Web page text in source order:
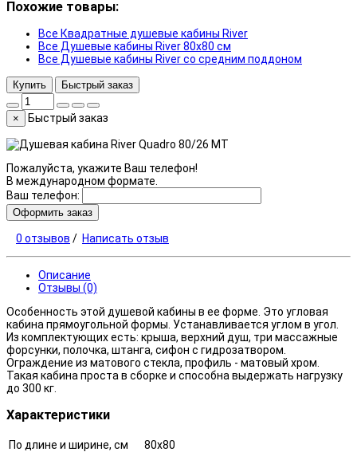
Похожие товары:
Все Квадратные душевые кабины River
Все Душевые кабины River 80x80 см
Все Душевые кабины River со средним поддоном
Купить Быстрый заказ
× Быстрый заказ
Пожалуйста, укажите Ваш телефон!
В международном формате.
Ваш телефон:
Оформить заказ
0 отзывов / Написать отзыв
Описание
Отзывы (0)
Особенность этой душевой кабины в ее форме. Это угловая
кабина прямоугольной формы. Устанавливается углом в угол.
Из комплектующих есть: крыша, верхний душ, три массажные
форсунки, полочка, штанга, сифон с гидрозатвором.
Ограждение из матового стекла, профиль - матовый хром.
Такая кабина проста в сборке и способна выдержать нагрузку
до 300 кг.
Характеристики
По длине и ширине, см
80x80